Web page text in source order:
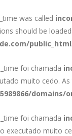
was called
should be
foi chamada
muito cedo.
foi chamada
executado muito